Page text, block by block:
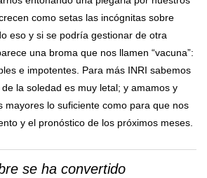
como setas las incógnitas sobre
eso y si se podría gestionar de otra
una broma que nos llamen “vacuna”:
e impotentes. Para más INRI sabemos
la soledad es muy letal; y amamos y
mayores lo suficiente como para que nos
y el pronóstico de los próximos meses.
se ha convertido